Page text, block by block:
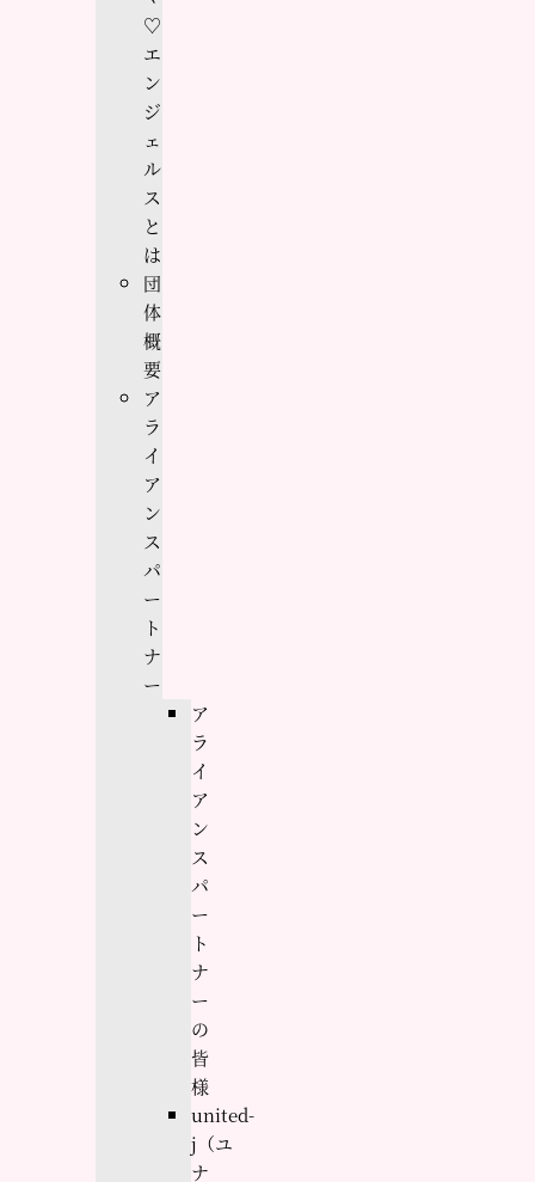
♡
エ
ン
ジ
ェ
ル
ス
と
は
団
体
概
要
ア
ラ
イ
ア
ン
ス
パ
ー
ト
ナ
ー
ア
ラ
イ
ア
ン
ス
パ
ー
ト
ナ
ー
の
皆
様
united-
j（ユ
ナ